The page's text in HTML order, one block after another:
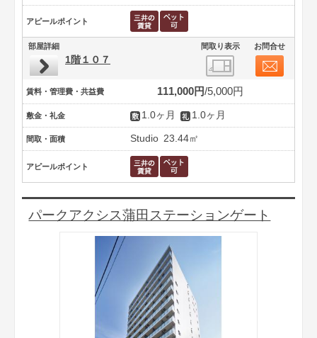
アピールポイント
部屋詳細 間取り表示 お問合せ
1階１０７
賃料・管理費・共益費 111,000円 5,000円
敷金・礼金 1.0ヶ月 1.0ヶ月
間取・面積 Studio 23.44㎡
アピールポイント
パークアクシス蒲田ステーションゲート